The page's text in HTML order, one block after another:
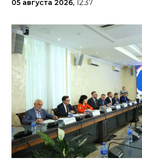
05 августа 2026, 12:37